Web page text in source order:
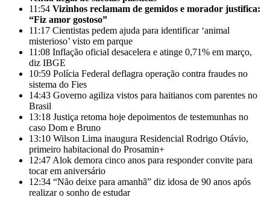
11:54 Vizinhos reclamam de gemidos e morador justifica:
“Fiz amor gostoso”
11:17 Cientistas pedem ajuda para identificar ‘animal
misterioso’ visto em parque
11:08 Inflação oficial desacelera e atinge 0,71% em março,
diz IBGE
10:59 Polícia Federal deflagra operação contra fraudes no
sistema do Fies
14:43 Governo agiliza vistos para haitianos com parentes no
Brasil
13:18 Justiça retoma hoje depoimentos de testemunhas no
caso Dom e Bruno
13:10 Wilson Lima inaugura Residencial Rodrigo Otávio,
primeiro habitacional do Prosamin+
12:47 Alok demora cinco anos para responder convite para
tocar em aniversário
12:34 “Não deixe para amanhã” diz idosa de 90 anos após
realizar o sonho de estudar